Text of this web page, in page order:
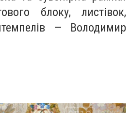
блоку, листівок,
— Володимир